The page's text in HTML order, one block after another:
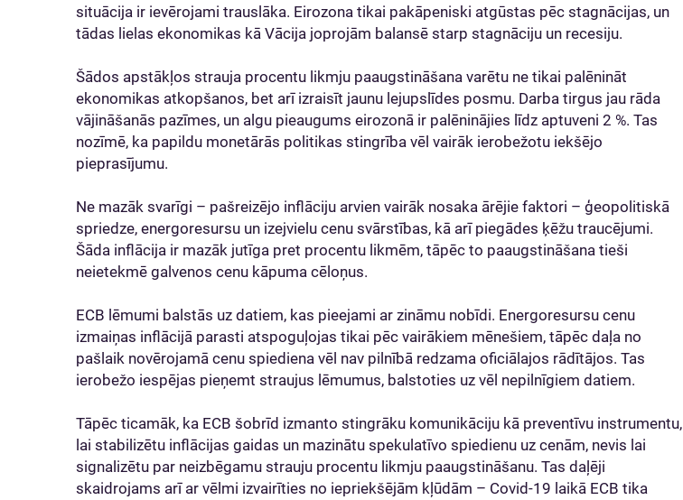
situācija ir ievērojami trauslāka. Eirozona tikai pakāpeniski atgūstas pēc stagnācijas, un
tādas lielas ekonomikas kā Vācija joprojām balansē starp stagnāciju un recesiju.
Šādos apstākļos strauja procentu likmju paaugstināšana varētu ne tikai palēnināt
ekonomikas atkopšanos, bet arī izraisīt jaunu lejupslīdes posmu. Darba tirgus jau rāda
vājināšanās pazīmes, un algu pieaugums eirozonā ir palēninājies līdz aptuveni 2 %. Tas
nozīmē, ka papildu monetārās politikas stingrība vēl vairāk ierobežotu iekšējo
pieprasījumu.
Ne mazāk svarīgi – pašreizējo inflāciju arvien vairāk nosaka ārējie faktori – ģeopolitiskā
spriedze, energoresursu un izejvielu cenu svārstības, kā arī piegādes ķēžu traucējumi.
Šāda inflācija ir mazāk jutīga pret procentu likmēm, tāpēc to paaugstināšana tieši
neietekmē galvenos cenu kāpuma cēloņus.
ECB lēmumi balstās uz datiem, kas pieejami ar zināmu nobīdi. Energoresursu cenu
izmaiņas inflācijā parasti atspoguļojas tikai pēc vairākiem mēnešiem, tāpēc daļa no
pašlaik novērojamā cenu spiediena vēl nav pilnībā redzama oficiālajos rādītājos. Tas
ierobežo iespējas pieņemt straujus lēmumus, balstoties uz vēl nepilnīgiem datiem.
Tāpēc ticamāk, ka ECB šobrīd izmanto stingrāku komunikāciju kā preventīvu instrumentu,
lai stabilizētu inflācijas gaidas un mazinātu spekulatīvo spiedienu uz cenām, nevis lai
signalizētu par neizbēgamu strauju procentu likmju paaugstināšanu. Tas daļēji
skaidrojams arī ar vēlmi izvairīties no iepriekšējām kļūdām – Covid-19 laikā ECB tika